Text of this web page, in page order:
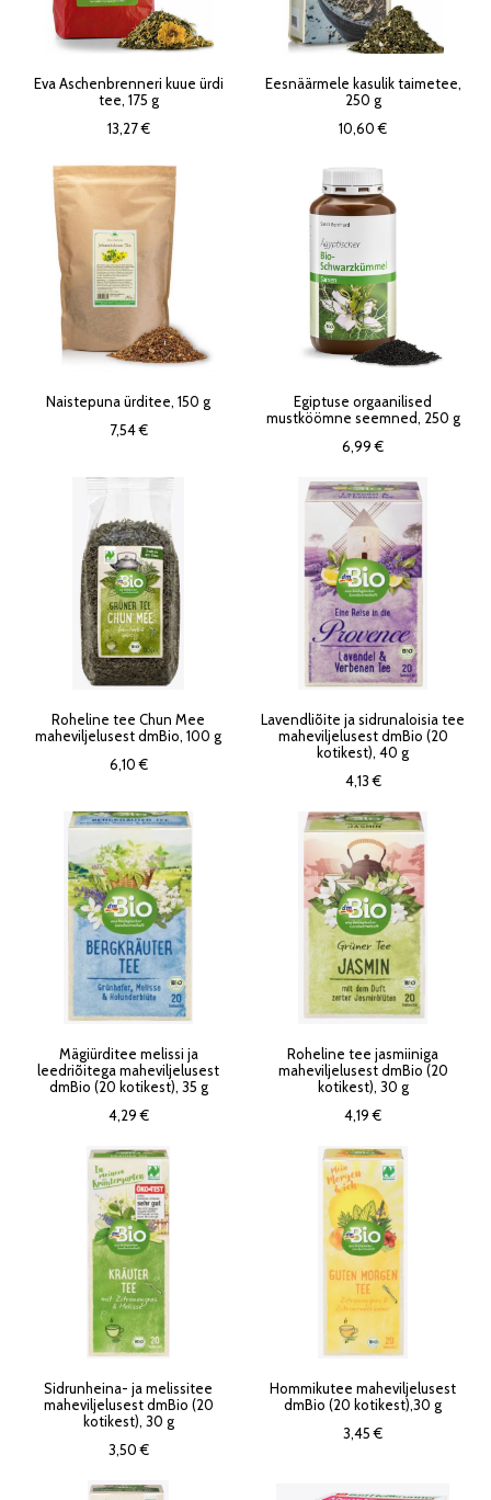
Eva Aschenbrenneri kuue ürdi
tee, 175 g
13,27 €
Eesnäärmele kasulik taimetee,
250 g
10,60 €
Naistepuna ürditee, 150 g
7,54 €
Egiptuse orgaanilised
mustköömne seemned, 250 g
6,99 €
Roheline tee Chun Mee
maheviljelusest dmBio, 100 g
6,10 €
Lavendliõite ja sidrunaloisia tee
maheviljelusest dmBio (20
kotikest), 40 g
4,13 €
Mägiürditee melissi ja
leedriõitega maheviljelusest
dmBio (20 kotikest), 35 g
4,29 €
Roheline tee jasmiiniga
maheviljelusest dmBio (20
kotikest), 30 g
4,19 €
Sidrunheina- ja melissitee
maheviljelusest dmBio (20
kotikest), 30 g
3,50 €
Hommikutee maheviljelusest
dmBio (20 kotikest),30 g
3,45 €